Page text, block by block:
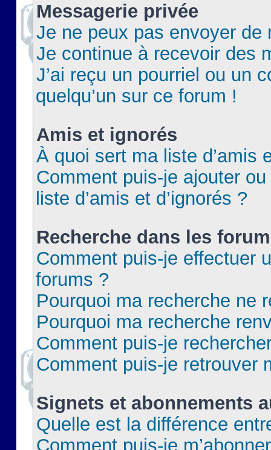
Messagerie privée
Je ne peux pas envoyer de
Je continue à recevoir des
J’ai reçu un pourriel ou un
quelqu’un sur ce forum !
Amis et ignorés
À quoi sert ma liste d’amis
Comment puis-je ajouter
liste d’amis et d’ignorés ?
Recherche dans les
Comment puis-je effectuer
forums ?
Pourquoi ma recherche ne
Pourquoi ma recherche
Comment puis-je
Comment puis-je retrouver
Signets et abonnements
Quelle est la différence
Comment puis-je